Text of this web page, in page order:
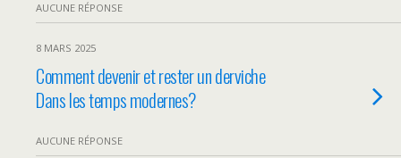
AUCUNE RÉPONSE
8 MARS 2025
Comment devenir et rester un derviche
Dans les temps modernes?
AUCUNE RÉPONSE